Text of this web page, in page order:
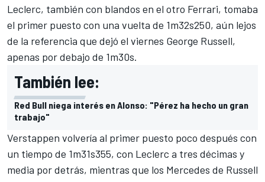
Leclerc, también con blandos en el otro Ferrari, tomaba
el primer puesto con una vuelta de 1m32s250, aún lejos
de la referencia que dejó el viernes George Russell,
apenas por debajo de 1m30s.
También lee:
Red Bull niega interés en Alonso: "Pérez ha hecho un gran
trabajo"
Verstappen volvería al primer puesto poco después con
un tiempo de 1m31s355, con Leclerc a tres décimas y
media por detrás, mientras que los Mercedes de Russell